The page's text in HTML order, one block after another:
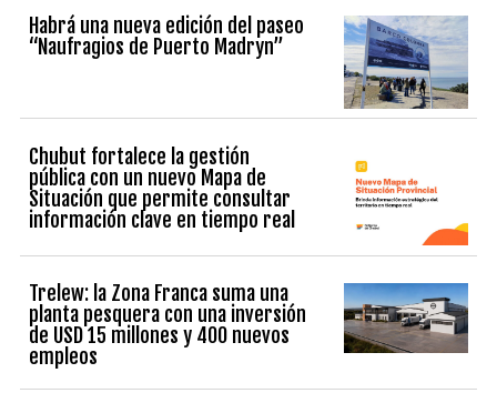
Habrá una nueva edición del paseo
“Naufragios de Puerto Madryn”
Chubut fortalece la gestión
pública con un nuevo Mapa de
Situación que permite consultar
información clave en tiempo real
Trelew: la Zona Franca suma una
planta pesquera con una inversión
de USD 15 millones y 400 nuevos
empleos